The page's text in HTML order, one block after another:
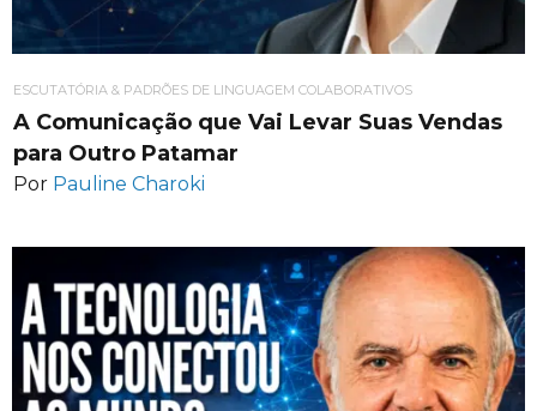
ESCUTATÓRIA & PADRÕES DE LINGUAGEM COLABORATIVOS
A Comunicação que Vai Levar Suas Vendas
para Outro Patamar
Por Pauline Charoki